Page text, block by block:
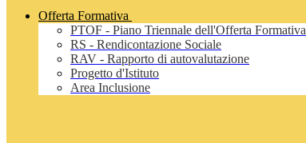
Offerta Formativa
PTOF - Piano Triennale dell'Offerta Formativa
RS - Rendicontazione Sociale
RAV - Rapporto di autovalutazione
Progetto d'Istituto
Area Inclusione